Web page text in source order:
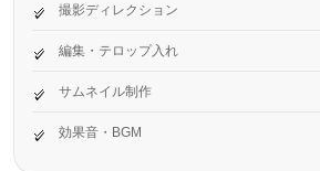
撮影ディレクション
編集・テロップ入れ
サムネイル制作
効果音・BGM